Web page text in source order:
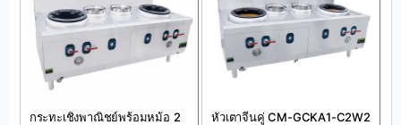
กระทะเชิงพาณิชย์พร้อมหม้อ 2
หัวเตาจีนคู่ CM-GCKA1-C2W2